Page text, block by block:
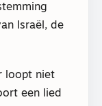
Israël, de
loopt niet
een lied